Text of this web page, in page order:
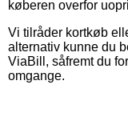
køberen overfor
Vi tilråder kortkøb
alternativ kunne du
ViaBill, såfremt du
omgange.